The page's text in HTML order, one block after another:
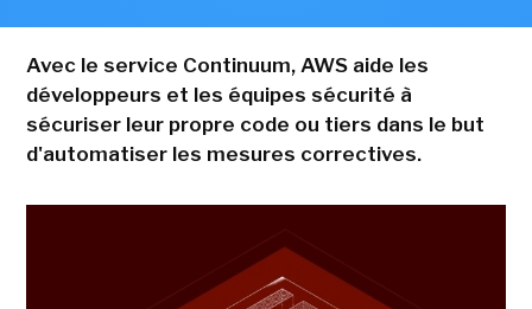
Avec le service Continuum, AWS aide les
développeurs et les équipes sécurité à
sécuriser leur propre code ou tiers dans le but
d'automatiser les mesures correctives.